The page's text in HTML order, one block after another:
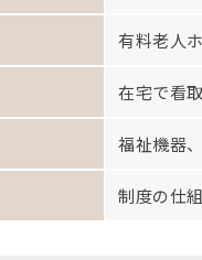
有料老人
在宅で看
福祉機器
制度の仕